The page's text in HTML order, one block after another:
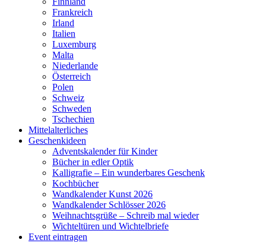
Frankreich
Irland
Italien
Luxemburg
Malta
Niederlande
Österreich
Polen
Schweiz
Schweden
Tschechien
Mittelalterliches
Geschenkideen
Adventskalender für Kinder
Bücher in edler Optik
Kalligrafie – Ein wunderbares Geschenk
Kochbücher
Wandkalender Kunst 2026
Wandkalender Schlösser 2026
Weihnachtsgrüße – Schreib mal wieder
Wichteltüren und Wichtelbriefe
Event eintragen